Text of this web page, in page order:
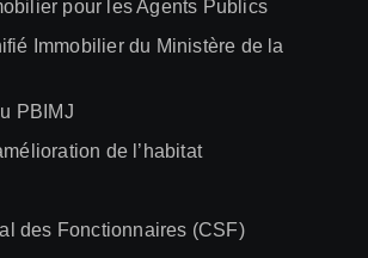
pour les Agents Publics
Immobilier du Ministère de la
PBIMJ
de l’habitat
des Fonctionnaires (CSF)